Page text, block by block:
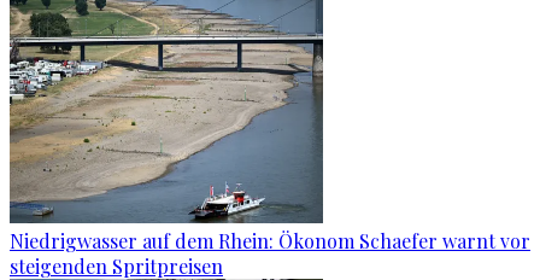
Niedrigwasser auf dem Rhein: Ökonom Schaefer warnt vor
steigenden Spritpreisen